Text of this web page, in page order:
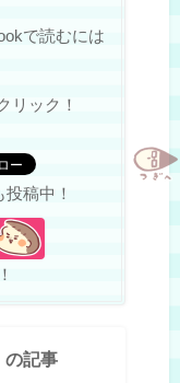
で読むには
リック！
稿中！
の記事